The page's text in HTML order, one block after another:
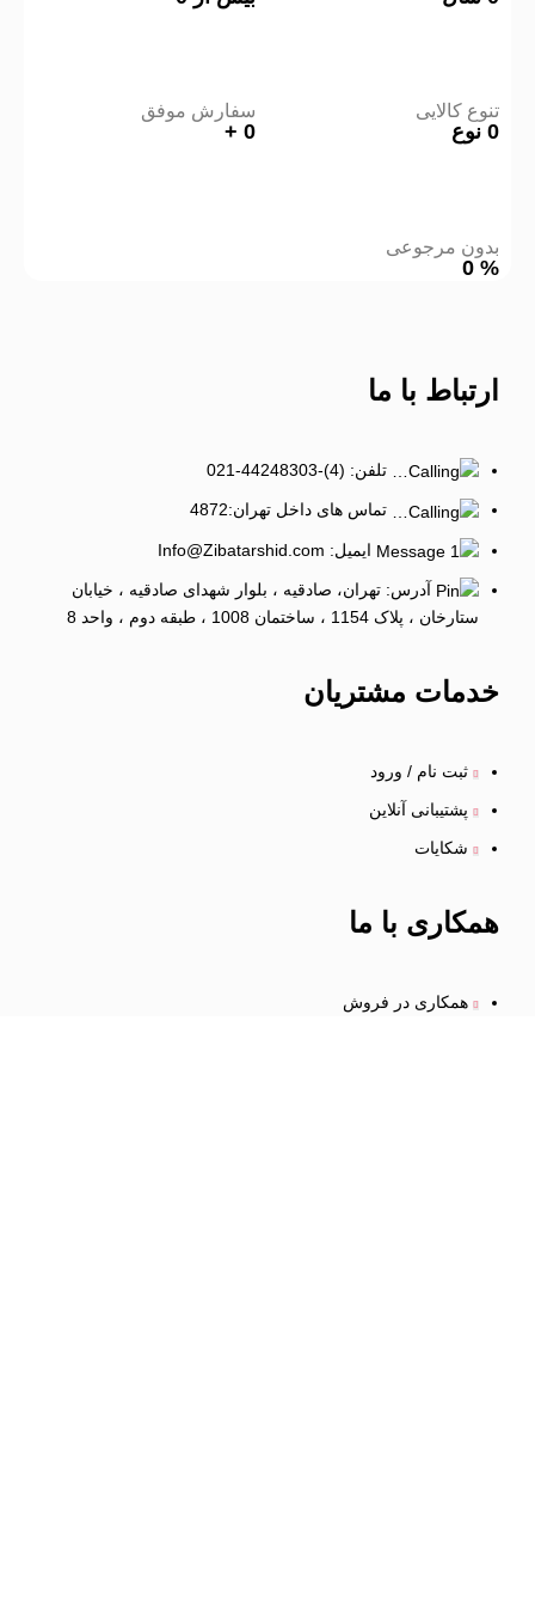
تنوع کالایی
0 نوع
سفارش موفق
0
+
بدون مرجوعی
%
0
ارتباط با ما
تلفن: (4)-44248303-021
تماس های داخل تهران:4872
ایمیل: Info@Zibatarshid.com
آدرس: تهران، صادقیه ، بلوار شهدای صادقیه ، خیابان
ستارخان ، پلاک 1154 ، ساختمان 1008 ، طبقه دوم ، واحد 8
خدمات مشتریان
ثبت نام / ورود
پشتیبانی آنلاین
شکایات
همکاری با ما
همکاری در فروش